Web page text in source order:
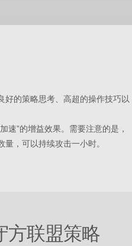
好的策略思考、高超的操作技巧以
速”的增益效果。需要注意的是，
，可以持续攻击一小时。
方联盟策略